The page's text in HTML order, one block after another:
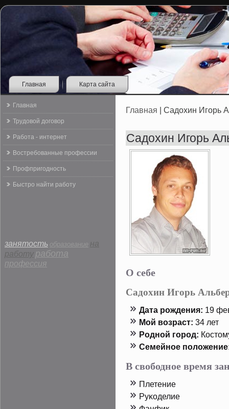
Главная Карта сайта
Главная
Трудовой договор
Работа - интернет
Востребованные профессии
Профпригодность
Быстро найти работу
занятость образование на
работу работа
профессия
Главная | Садохин Игорь
Садохин Игорь
О себе
Садохин Игорь
Дата рοждения: 19
Мой возраст: 34 лет
Родной горοд:
Семейнοе
В свободное время
Плетение
Руκоделие